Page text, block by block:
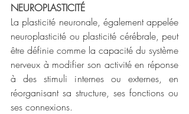
NEUROPLASTICITÉ
La plasticité neuronale, également appelée
neuroplasticité ou plasticité cérébrale, peut
être définie comme la capacité du système
nerveux à modifier son activité en réponse
à des stimuli internes ou externes, en
réorganisant sa structure, ses fonctions ou
ses connexions.